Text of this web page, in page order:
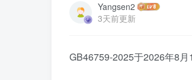
Yangsen2
3天前更新
GB46759-2025于2026年8月